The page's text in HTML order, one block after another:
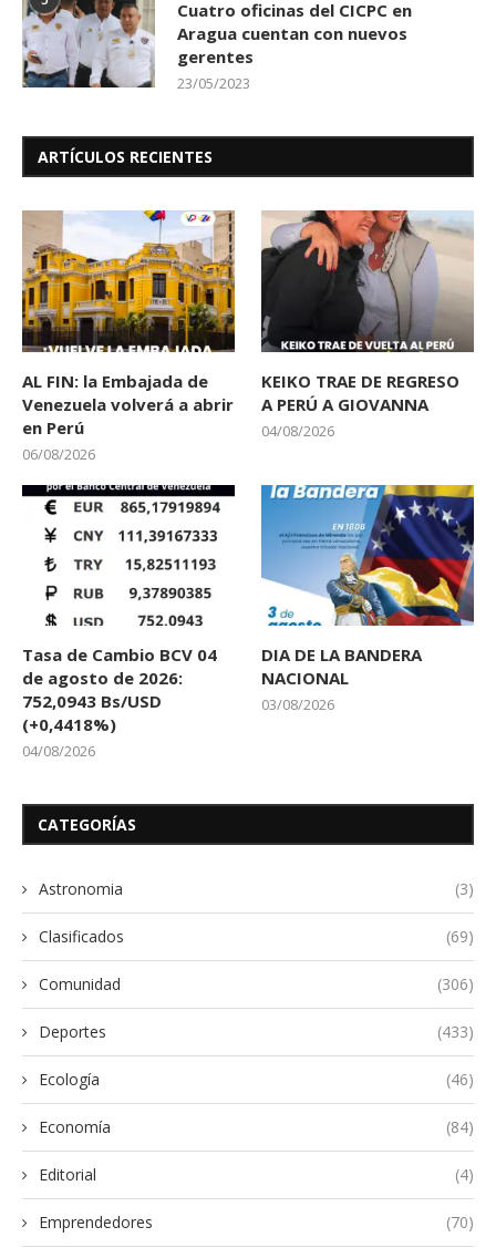
Cuatro oficinas del CICPC en
Aragua cuentan con nuevos
gerentes
23/05/2023
ARTÍCULOS RECIENTES
AL FIN: la Embajada de
Venezuela volverá a abrir
en Perú
06/08/2026
KEIKO TRAE DE REGRESO
A PERÚ A GIOVANNA
04/08/2026
Tasa de Cambio BCV 04
de agosto de 2026:
752,0943 Bs/USD
(+0,4418%)
04/08/2026
DIA DE LA BANDERA
NACIONAL
03/08/2026
CATEGORÍAS
Astronomia (3)
Clasificados (69)
Comunidad (306)
Deportes (433)
Ecología (46)
Economía (84)
Editorial (4)
Emprendedores (70)